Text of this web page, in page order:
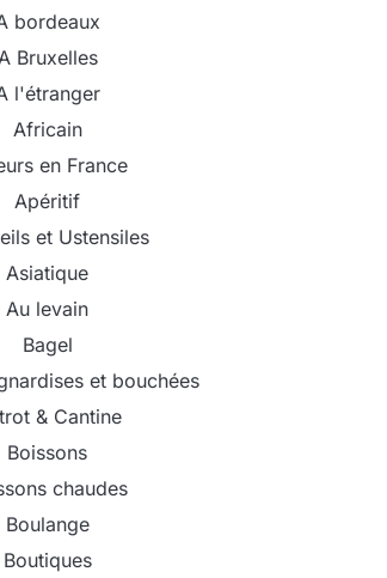
bordeaux
Bruxelles
l'étranger
Africain
en France
Apéritif
et Ustensiles
Asiatique
Au levain
Bagel
et bouchées
& Cantine
Boissons
chaudes
Boulange
Boutiques